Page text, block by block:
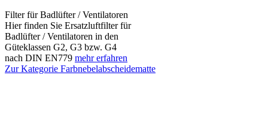
Filter für Badlüfter / Ventilatoren
Hier finden Sie Ersatzluftfilter für
Badlüfter / Ventilatoren in den
Güteklassen G2, G3 bzw. G4
nach DIN EN779 mehr erfahren
Zur Kategorie Farbnebelabscheidematte